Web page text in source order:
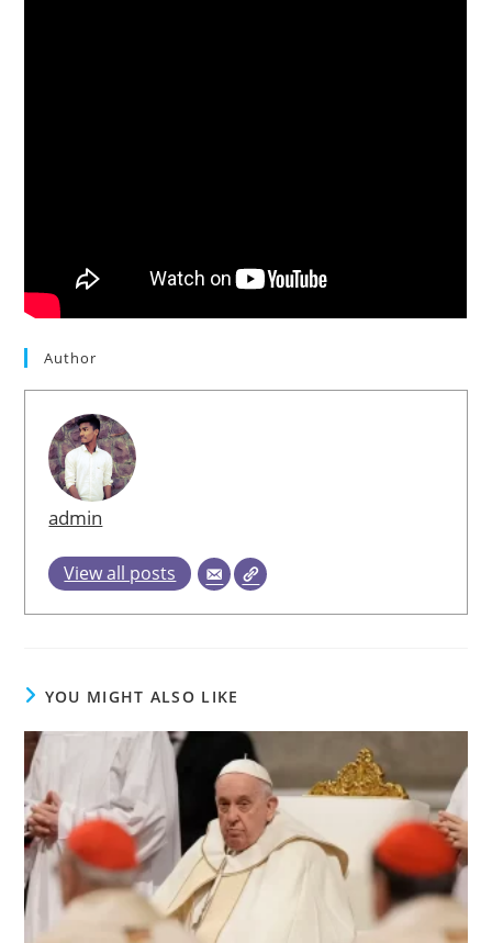
Author
admin
View all posts
YOU MIGHT ALSO LIKE